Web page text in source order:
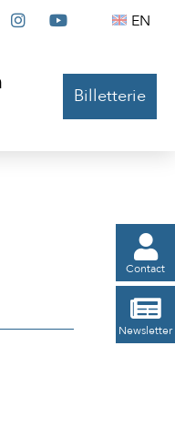
Le

Le
 EN
Billetterie

Contact

Newsletter